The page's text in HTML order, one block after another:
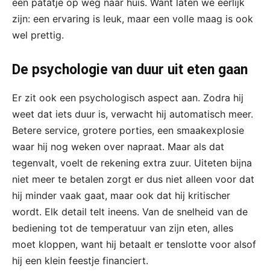
een patatje op weg naar huis. Want laten we eerlijk
zijn: een ervaring is leuk, maar een volle maag is ook
wel prettig.
De psychologie van duur uit eten gaan
Er zit ook een psychologisch aspect aan. Zodra hij
weet dat iets duur is, verwacht hij automatisch meer.
Betere service, grotere porties, een smaakexplosie
waar hij nog weken over napraat. Maar als dat
tegenvalt, voelt de rekening extra zuur. Uiteten bijna
niet meer te betalen zorgt er dus niet alleen voor dat
hij minder vaak gaat, maar ook dat hij kritischer
wordt. Elk detail telt ineens. Van de snelheid van de
bediening tot de temperatuur van zijn eten, alles
moet kloppen, want hij betaalt er tenslotte voor alsof
hij een klein feestje financiert.